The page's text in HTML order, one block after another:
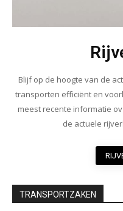
Blijf op de hoogte van de
transporten efficiënt en
meest recente informatie
de actuele
TRANSPORTZAKEN